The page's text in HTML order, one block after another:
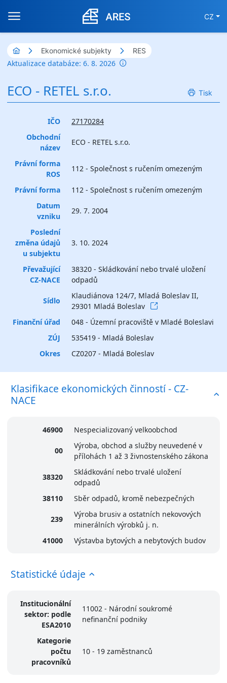
CZ
Ekonomické subjekty RES
Aktualizace databáze: 6. 8. 2026
ECO - RETEL s.r.o. Tisk
IČO
27170284
Obchodní
název
ECO - RETEL s.r.o.
Právní forma
ROS
112 - Společnost s ručením omezeným
Právní forma
112 - Společnost s ručením omezeným
Datum
vzniku
29. 7. 2004
Poslední
změna údajů
u subjektu
3. 10. 2024
Převažující
CZ-NACE
38320 - Skládkování nebo trvalé uložení
odpadů
Sídlo
Klaudiánova 124/7, Mladá Boleslav II,
29301 Mladá Boleslav
Finanční úřad
048 - Územní pracoviště v Mladé Boleslavi
ZÚJ
535419 - Mladá Boleslav
Okres
CZ0207 - Mladá Boleslav
Klasifikace ekonomických činností - CZ-
NACE
46900 Nespecializovaný velkoobchod
00
Výroba, obchod a služby neuvedené v
přílohách 1 až 3 živnostenského zákona
38320
Skládkování nebo trvalé uložení
odpadů
38110
Sběr odpadů, kromě nebezpečných
239
Výroba brusiv a ostatních nekovových
minerálních výrobků j. n.
41000
Výstavba bytových a nebytových budov
Statistické údaje
Institucionální
sektor: podle
ESA2010
11002 - Národní soukromé
nefinanční podniky
Kategorie
počtu
pracovníků
10 - 19 zaměstnanců